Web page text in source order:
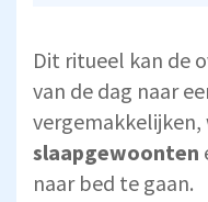
Dit ritueel kan de
van de dag naar
slaapgewoonten
naar bed te gaan.